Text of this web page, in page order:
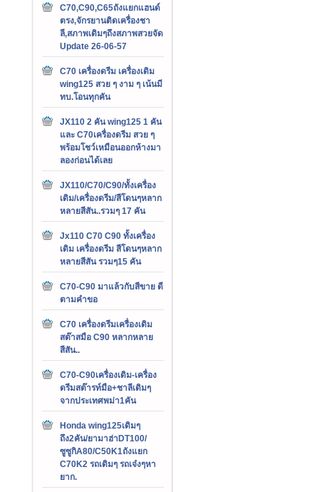
C70,C90,C65ถังแยกแฮนด์
ตรง,จักรยานติดเครื่องชา
ลี,สภาพเดิมๆถึงสภาพสวยจัด
Update 26-06-57
C70 เครื่องดรีม เครื่องเดิม
wing125 สวย ๆ งาม ๆ เน้นมี
ทบ.โอนทุกคัน
JX110 2 คัน wing125 1 คัน
และ C70เครื่องดรีม สวย ๆ
พร้อมโชว์เหมือนออกห้างมา
ลองก่อนได้เลย
JX110/C70/C90/ทั้งเครื่อง
เดิม/เครื่องดรีม/สีโดนๆหลาก
หลายสีสัน..รวมๆ 17 คัน
Jx110 C70 C90 ทั้งเครื่อง
เดิม เครื่องดรีม สีโดนๆหลาก
หลายสีสัน รวมๆ15 คัน
C70-C90 มาแล้วกับสีขาย ดี
ตามคำขอ
C70 เครื่องดรีมเครื่องเดิม
สต๊าสมือ C90 หลากหลาย
สีสัน..
C70-C90เครื่องเดิม-เครื่อง
ดรีมสต๊ารท์มือ+ชาลีเดิมๆ
จากประเทศพม่า1คัน
Honda wing125เดิมๆ
ถึง2คัน/ยามาฮ่าDT100/
ซูซูกิA80/C50K1ถังแยก
C70K2 รถเดิมๆ รถเจ๋งๆหา
ยาก.